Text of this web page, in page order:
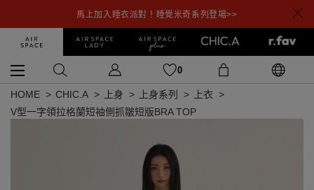
馬上加入睡衣派對！睡覺米奇系列登場>>
0
HOME CHIC.A 上身 上身系列
上衣
V型一字領拉格蘭短袖側抓皺短版BRA TOP